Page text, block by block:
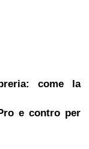
come la
e contro per